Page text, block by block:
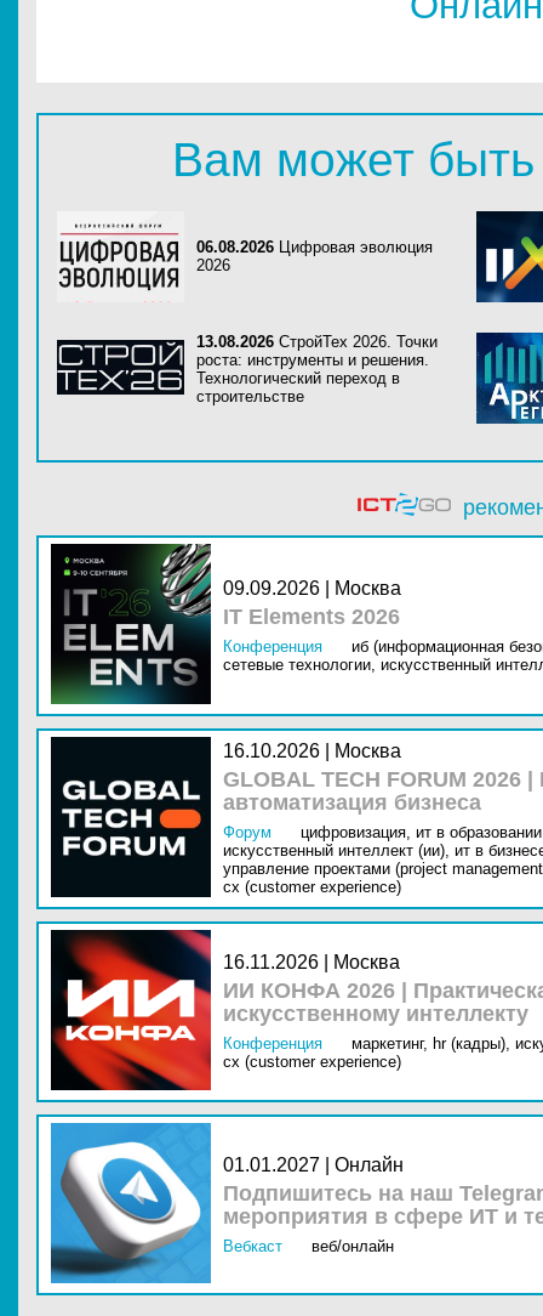
Вам может быть
06.08.2026 Цифровая эволюция
2026
13.08.2026 СтройТех 2026. Точки
роста: инструменты и решения.
Технологический переход в
строительстве
09.09.2026 | Москва
IT Elements 2026
Конференция
иб (информационная
сетевые технологии, искусственный
16.10.2026 | Москва
GLOBAL TECH FORUM
автоматизация бизнеса
Форум цифровизация, ит в
искусственный интеллект (ии), ит в
управление проектами (project
cx (customer experience)
16.11.2026 | Москва
ИИ КОНФА 2026 |
искусственному интеллекту
Конференция маркетинг, hr (кадры),
cx (customer experience)
01.01.2027 | Онлайн
Подпишитесь на наш
мероприятия в сфере ИТ и
Вебкаст веб/онлайн